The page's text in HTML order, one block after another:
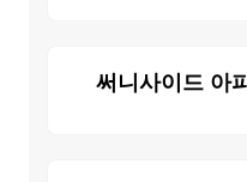
써니사이드